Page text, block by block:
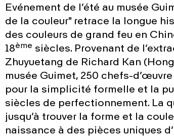
Evénement de l’été au musée
de la couleur" retrace la longue
des couleurs de grand feu en
18ème siècles. Provenant de
Zhuyuetang de Richard Kan
musée Guimet, 250 chefs-
pour la simplicité formelle et la
siècles de perfectionnement. La
jusqu’à trouver la forme et la
naissance à des pièces uniques